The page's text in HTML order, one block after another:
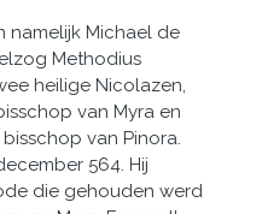
namelijk Michael de
Methodius
heilige Nicolazen,
van Myra en
van Pinora.
564. Hij
die gehou­den werd